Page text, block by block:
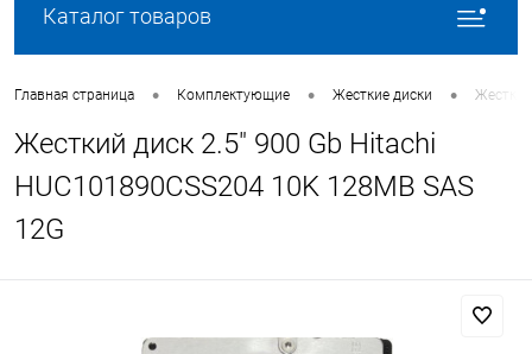
Каталог товаров
Главная страница • Комплектующие • Жесткие диски •
Жесткий диск 2.5" 900 Gb Hitachi
HUC101890CSS204 10K 128MB SAS
12G